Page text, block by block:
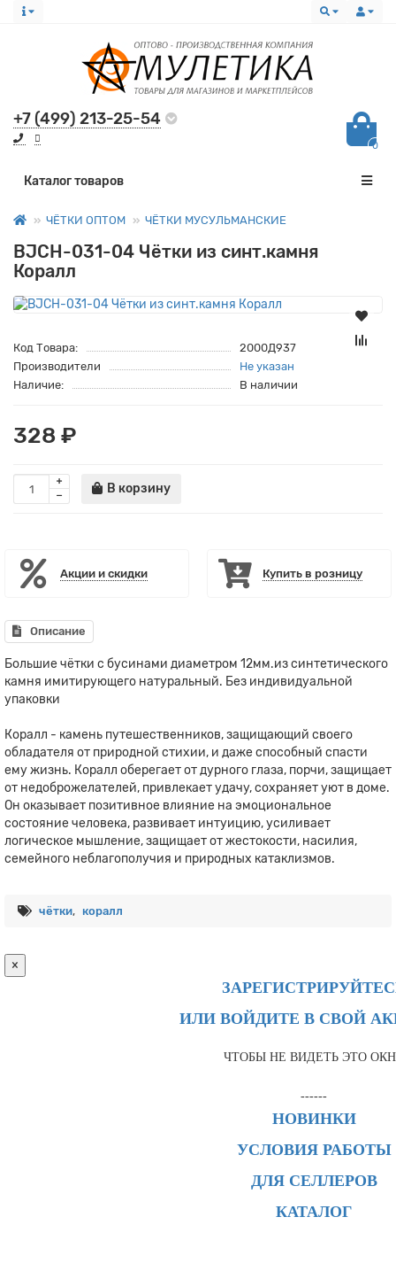
+7 (499) 213-25-54
0
Все категории
Каталог товаров
ЧЁТКИ ОПТОМ ЧЁТКИ МУСУЛЬМАНСКИЕ
BJCH-031-04 Чётки из синт.камня
Коралл
Код Товара:
2000Д937
Производители
Не указан
Наличие:
В наличии
328 ₽
В корзину
Акции и скидки Купить в розницу
Описание
Большие чётки с бусинами диаметром 12мм.из синтетического
камня имитирующего натуральный. Без индивидуальной
упаковки
Коралл - камень путешественников, защищающий своего
обладателя от природной стихии, и даже способный спасти
ему жизнь. Коралл оберегает от дурного глаза, порчи, защищает
от недоброжелателей, привлекает удачу, сохраняет уют в доме.
Он оказывает позитивное влияние на эмоциональное
состояние человека, развивает интуицию, усиливает
логическое мышление, защищает от жестокости, насилия,
семейного неблагополучия и природных катаклизмов.
чётки, коралл
×
ИЛИ ВОЙДИТЕ В СВОЙ
ЧТОБЫ НЕ ВИДЕТЬ ЭТО
------
НОВИНКИ
УСЛОВИЯ РАБОТЫ
ДЛЯ СЕЛЛЕРОВ
КАТАЛОГ